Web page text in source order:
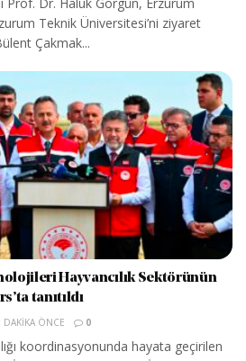
Teknik Üniversitesi’ni ziyaret
Çakmak...
Hayvancılık Sektörünün
tanıtıldı
DAKIKA ÖNCE 0
koordinasyonunda hayata geçirilen